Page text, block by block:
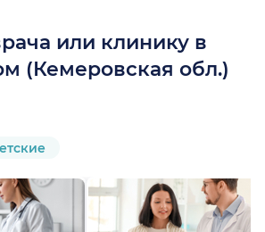
или клинику в
(Кемеровская обл.)